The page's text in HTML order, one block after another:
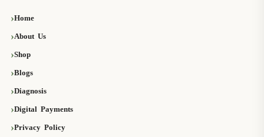
Home
About Us
Shop
Blogs
Diagnosis
Digital Payments
Privacy Policy